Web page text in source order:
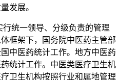
发展。
统一领导、分级负责的管理
框架下，国务院中医药主管部
中医药统计工作。地方中医药
统计工作。中医类医疗卫生机
卫生机构按照行业和属地管理